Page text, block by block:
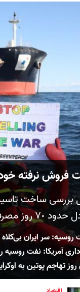
فروش نرفته
جهانی است
سر ایران
آمریکا: نفت
تهاجم پوتین به